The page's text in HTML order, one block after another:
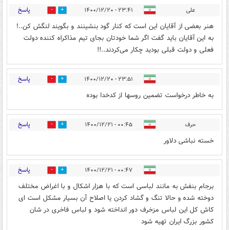
علی ۲۳:۴۱ - ۱۴۰۰/۱۲/۲۰ 0 پاسخ
هنر بعضی از آقایان این است که کنار گود بنشینند و بگویند لنگش کن..!
به این آقایان باید گفت اگر شما خودتان بجای تیم مذاکراه کننده دولت
فعلی و دولت قبلی بودید چکار می‌کردند..!!
۲۳:۵۱ - ۱۴۰۰/۱۲/۲۰ 5 پاسخ
به خاطر درخواست تضمین روسها از کدخدا بوده
حرف ۰۰:۴۵ - ۱۴۰۰/۱۲/۲۱ 3 پاسخ
خسته نباشی دلاور
۰۰:۴۷ - ۱۴۰۰/۱۲/۲۱ 5 پاسخ
برجام بنفش به مانند لباسی است که با هزار اشکال و با اغراض مختلف
دوخته شده و حالا تنگ و گشاد کردن یا اصلاح آن بسیار مشکل است ای
کاش کل این لباس مزخرف دور انداخته شود و لباس فاخری در شان
کشور بزرگ ایران تهیه شود